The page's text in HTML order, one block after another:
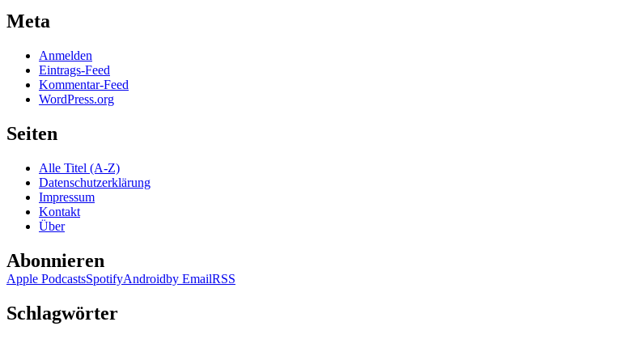
Meta
Anmelden
Eintrags-Feed
Kommentar-Feed
WordPress.org
Seiten
Alle Titel (A-Z)
Datenschutzerklärung
Impressum
Kontakt
Über
Abonnieren
Apple PodcastsSpotifyAndroidby EmailRSS
Schlagwörter